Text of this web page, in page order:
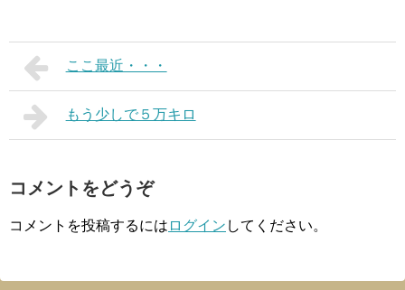
ここ最近・・・
もう少しで５万キロ
コメントをどうぞ
コメントを投稿するには ログイン してください。